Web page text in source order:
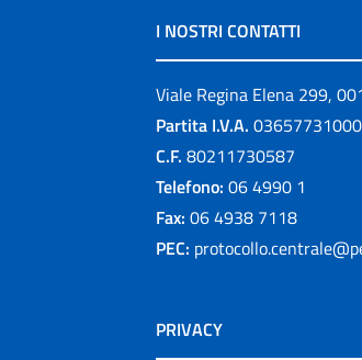
I NOSTRI CONTATTI
Viale Regina Elena 299,
Partita I.V.A. 03657731000
C.F. 80211730587
Telefono: 06 4990 1
Fax: 06 4938 7118
PEC:
PRIVACY